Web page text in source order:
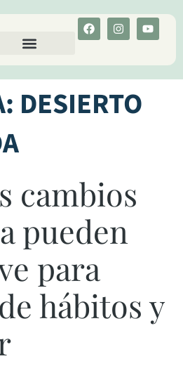
DESIERTO
cambios
pueden
para
hábitos y